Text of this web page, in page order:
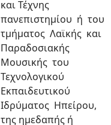
και Τέχνης
πανεπιστημίου ή του
τμήματος Λαϊκής και
Παραδοσιακής
Μουσικής του
Τεχνολογικού
Εκπαιδευτικού
Ιδρύματος Ηπείρου,
της ημεδαπής ή